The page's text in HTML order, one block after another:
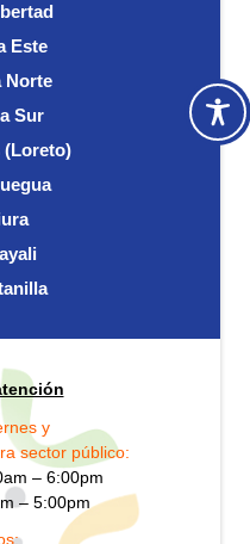
Este
Norte
Sur
(Loreto)
y
sector público:
– 6:00pm
– 5:00pm